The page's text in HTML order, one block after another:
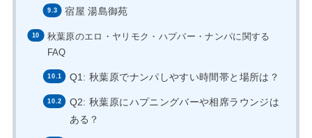
宿屋 湯島御苑
秋葉原のエロ・ヤリモク・ハプバー・ナンパに関する
FAQ
Q1: 秋葉原でナンパしやすい時間帯と場所は？
Q2: 秋葉原にハプニングバーや相席ラウンジは
ある？